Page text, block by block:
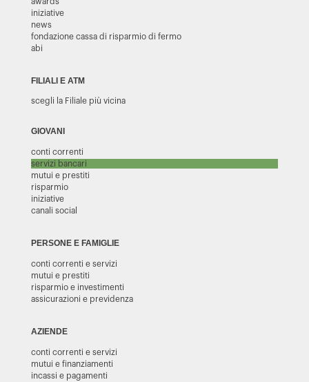
iniziative
news
fondazione cassa di risparmio di fermo
abi
FILIALI E ATM
scegli la Filiale più vicina
GIOVANI
conti correnti
servizi bancari
mutui e prestiti
risparmio
iniziative
canali social
PERSONE E FAMIGLIE
conti correnti e servizi
mutui e prestiti
risparmio e investimenti
assicurazioni e previdenza
AZIENDE
conti correnti e servizi
mutui e finanziamenti
incassi e pagamenti